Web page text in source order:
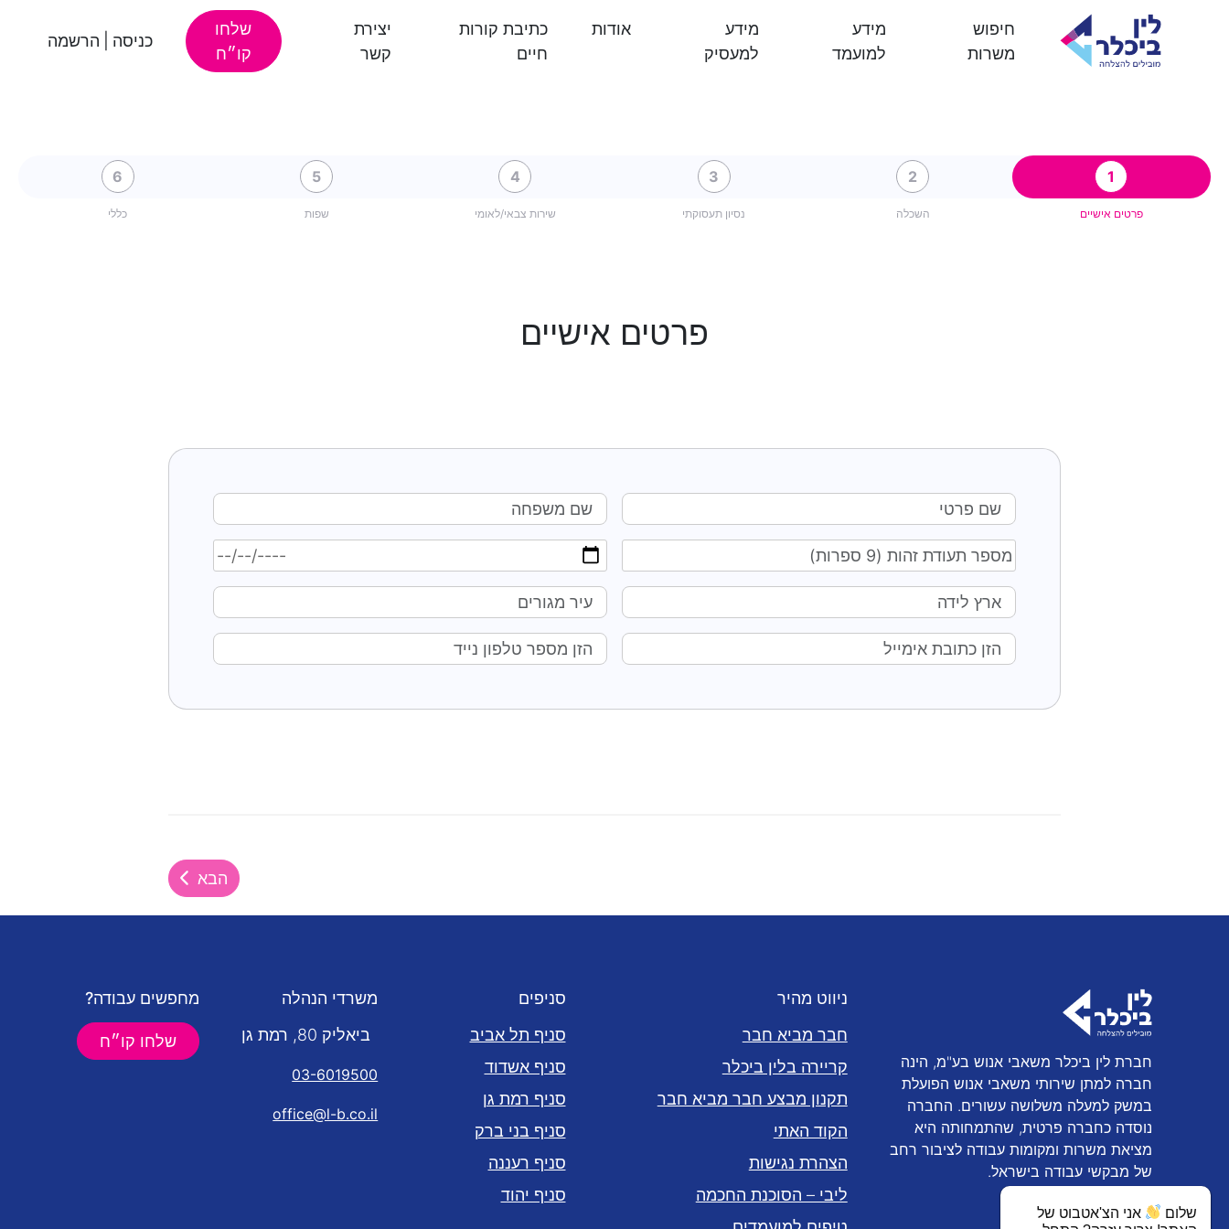
חיפוש
משרות
מידע
למועמד
מידע
למעסיק
אודות
כתיבת קורות
חיים
יצירת
קשר
שלחו
קו״ח
כניסה הרשמה
1
2
3
4
5
6
פרטים אישיים השכלה נסיון תעסוקתי שירות צבאי/לאומי שפות כללי
פרטים אישיים
הבא
חברת לין ביכלר משאבי אנוש בע"מ, הינה
חברה למתן שירותי משאבי אנוש הפועלת
במשק למעלה משלושה עשורים. החברה
נוסדה כחברה פרטית, שהתמחותה היא
מציאת משרות ומקומות עבודה לציבור רחב
של מבקשי עבודה בישראל.
ניווט מהיר
חבר מביא חבר
קריירה בלין ביכלר
תקנון מבצע חבר מביא חבר
הקוד האתי
הצהרת נגישות
ליבי – הסוכנת החכמה
סניפים
סניף תל אביב
סניף אשדוד
סניף רמת גן
סניף בני ברק
סניף רעננה
סניף יהוד
משרדי הנהלה
ביאליק 80, רמת גן
03-6019500
office@l-b.co.il
מחפשים עבודה?
שלחו קו״ח
שלום
אני הצ'אטבוט של